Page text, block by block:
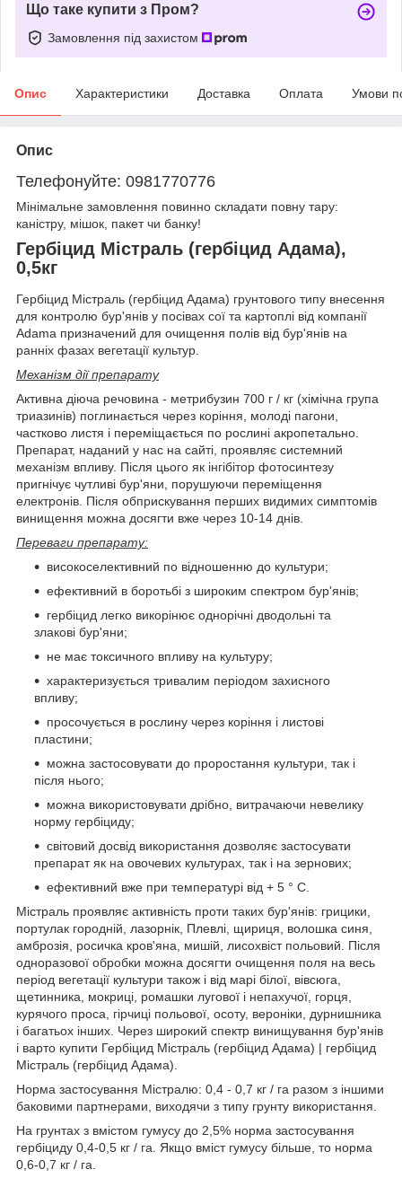
Що таке купити з Пром?
Замовлення під захистом
Опис Характеристики Доставка Оплата Умови
Опис
Телефонуйте: 0981770776
Мінімальне замовлення повинно складати повну тару:
каністру, мішок, пакет чи банку!
Гербіцид Містраль (гербіцид Адама),
0,5кг
Гербіцид Містраль (гербіцид Адама) грунтового типу внесення
для контролю бур'янів у посівах сої та картоплі від компанії
Adama призначений для очищення полів від бур'янів на
ранніх фазах вегетації культур.
Механізм дії препарату
Активна діюча речовина - метрибузин 700 г / кг (хімічна група
триазинів) поглинається через коріння, молоді пагони,
частково листя і переміщається по рослині акропетально.
Препарат, наданий у нас на сайті, проявляє системний
механізм впливу. Після цього як інгібітор фотосинтезу
пригнічує чутливі бур'яни, порушуючи переміщення
електронів. Після обприскування перших видимих симптомів
винищення можна досягти вже через 10-14 днів.
Переваги препарату:
високоселективний по відношенню до культури;
ефективний в боротьбі з широким спектром бур'янів;
гербіцид легко викорінює однорічні дводольні та
злакові бур'яни;
не має токсичного впливу на культуру;
характеризується тривалим періодом захисного
впливу;
просочується в рослину через коріння і листові
пластини;
можна застосовувати до проростання культури, так і
після нього;
можна використовувати дрібно, витрачаючи невелику
норму гербіциду;
світовий досвід використання дозволяє застосувати
препарат як на овочевих культурах, так і на зернових;
ефективний вже при температурі від + 5 ° C.
Містраль проявляє активність проти таких бур'янів: грицики,
портулак городній, лазорнік, Плевлі, щириця, волошка синя,
амброзія, росичка кров'яна, мишій, лисохвіст польовий. Після
одноразової обробки можна досягти очищення поля на весь
період вегетації культури також і від марі білої, вівсюга,
щетинника, мокриці, ромашки лугової і непахучої, горця,
курячого проса, гірчиці польової, осоту, вероніки, дурнишника
і багатьох інших. Через широкий спектр винищування бур'янів
і варто купити Гербіцид Містраль (гербіцид Адама) | гербіцид
Містраль (гербіцид Адама).
Норма застосування Містралю: 0,4 - 0,7 кг / га разом з іншими
баковими партнерами, виходячи з типу грунту використання.
На грунтах з вмістом гумусу до 2,5% норма застосування
гербіциду 0,4-0,5 кг / га. Якщо вміст гумусу більше, то норма
0,6-0,7 кг / га.